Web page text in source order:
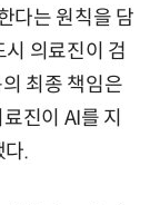
다는 원칙을 담
시 의료진이 검
최종 책임은
진이 AI를 지
다.